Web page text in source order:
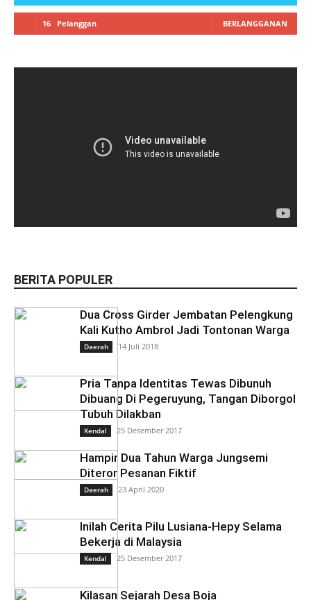
16 Pelanggan BERLANGGANAN
BERITA POPULER
Dua Cross Girder Jembatan Pelengkung
Kali Kutho Ambrol Jadi Tontonan Warga
Daerah 14 Juli 2018
Pria Tanpa Identitas Tewas Dibunuh
Dibuang Di Pegeruyung, Tangan Diborgol
Tubuh Dilakban
Kendal 25 Desember 2017
Hampir Dua Tahun Warga Jungsemi
Diteror Pesanan Fiktif
Daerah 23 April 2020
Inilah Cerita Pilu Lusiana-Hepy Selama
Bekerja di Malaysia
Kendal 25 Desember 2017
Kilasan Sejarah Desa Boja